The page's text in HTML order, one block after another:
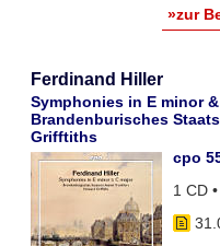
»zur
Ferdinand Hiller
Symphonies in E minor
Brandenburisches
Grifftiths
cpo
1 CD